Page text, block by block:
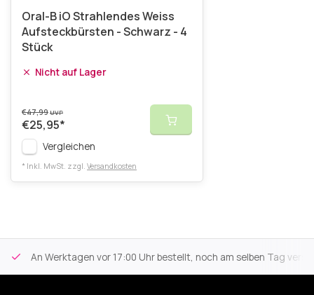
Oral-B iO Strahlendes Weiss
Aufsteckbürsten - Schwarz - 4
Stück
Nicht auf Lager
€47,99UVP
€25,95*
Vergleichen
* Inkl. MwSt. zzgl. Versandkosten
An Werktagen vor 17:00 Uhr bestellt, noch am selben Tag